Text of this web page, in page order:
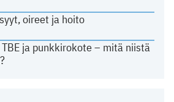
oireet ja hoito
ja punkkirokote – mitä niistä